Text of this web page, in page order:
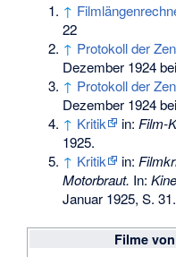
↑
22
↑ Protokoll der
Dezember 1924
↑ Protokoll der
Dezember 1924
↑ Kritik in: Film-
1925.
↑ Kritik in:
Motorbraut. In:
Januar 1925, S. 31.
Filme von